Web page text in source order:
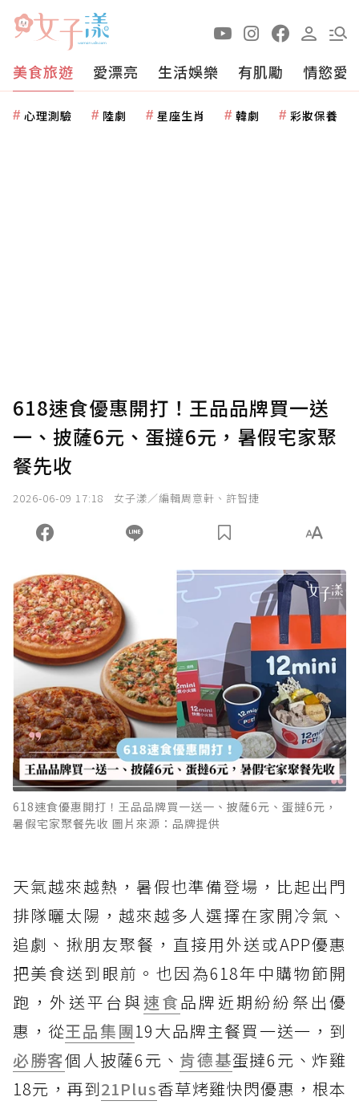
美食旅遊 愛漂亮 生活娛樂 有肌勵 情慾愛
心理測驗 陸劇 星座生肖 韓劇 彩妝保養
618速食優惠開打！王品品牌買一送
一、披薩6元、蛋撻6元，暑假宅家聚
餐先收
2026-06-09 17:18 女子漾／編輯周意軒、許智捷
618速食優惠開打！王品品牌買一送一、披薩6元、蛋撻6元，
暑假宅家聚餐先收 圖片來源：品牌提供
天氣越來越熱，暑假也準備登場，比起出門
排隊曬太陽，越來越多人選擇在家開冷氣、
追劇、揪朋友聚餐，直接用外送或APP優惠
把美食送到眼前。也因為618年中購物節開
跑，外送平台與 速食品牌近期紛紛祭出優
惠，從王品集團19大品牌主餐買一送一，到
必勝客個人披薩6元、 肯德基蛋撻6元、炸雞
18元，再到21Plus香草烤雞快閃優惠，根本